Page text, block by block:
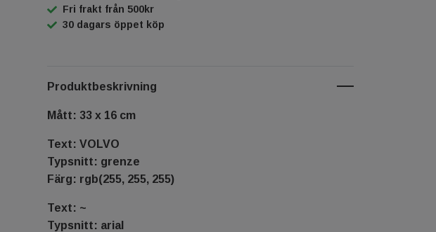
Fri frakt från 500kr
30 dagars öppet köp
Produktbeskrivning
Mått: 33 x 16 cm
Text: VOLVO
Typsnitt: grenze
Färg: rgb(255, 255, 255)
Text: ~
Typsnitt: arial